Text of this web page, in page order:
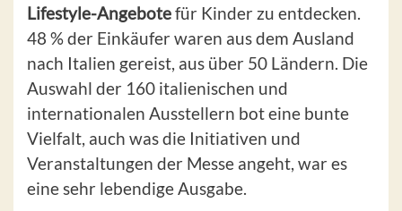
Lifestyle-Angebotefür Kinder zu entdecken.
48 % der Einkäufer waren aus dem Ausland
nach Italien gereist, aus über 50 Ländern. Die
Auswahl der 160 italienischen und
internationalen Ausstellern bot eine bunte
Vielfalt, auch was die Initiativen und
Veranstaltungen der Messe angeht, war es
eine sehr lebendige Ausgabe.